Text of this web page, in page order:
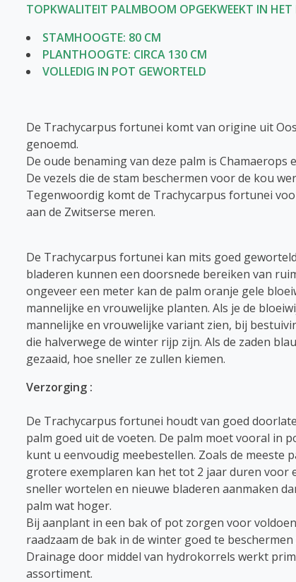
TOPKWALITEIT PALMBOOM OPGEKWEEKT IN HET
STAMHOOGTE: 80 CM
PLANTHOOGTE: CIRCA 130 CM
VOLLEDIG IN POT GEWORTELD
De Trachycarpus fortunei komt van origine uit
genoemd.
De oude benaming van deze palm is Chamaerops
De vezels die de stam beschermen voor de kou
Tegenwoordig komt de Trachycarpus fortunei
aan de Zwitserse meren.
De Trachycarpus fortunei kan mits goed
bladeren kunnen een doorsnede bereiken van
ongeveer een meter kan de palm oranje gele
mannelijke en vrouwelijke planten. Als je de
mannelijke en vrouwelijke variant zien, bij
die halverwege de winter rijp zijn. Als de zaden
gezaaid, hoe sneller ze zullen kiemen.
Verzorging :
De Trachycarpus fortunei houdt van goed
palm goed uit de voeten. De palm moet vooral in
kunt u eenvoudig meebestellen. Zoals de meeste
grotere exemplaren kan het tot 2 jaar duren voor
sneller wortelen en nieuwe bladeren aanmaken
palm wat hoger.
Bij aanplant in een bak of pot zorgen voor
raadzaam de bak in de winter goed te
Drainage door middel van hydrokorrels werkt
assortiment.